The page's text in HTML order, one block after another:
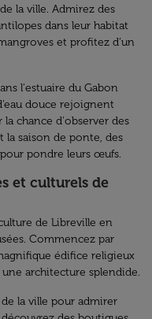
la ville. Admirez des
dans leur habitat
et profitez d’un
l'estuaire du Gabon
douce rejoignent
la chance d'observer des
la saison de ponte, des
pondre leurs œufs.
et culturels de
de Libreville en
Commencez par
édifice religieux
architecture splendide.
la ville pour admirer